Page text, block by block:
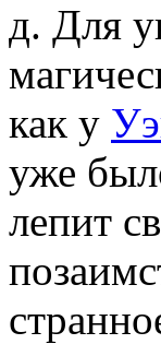
д. Для
как у
уже
лепит